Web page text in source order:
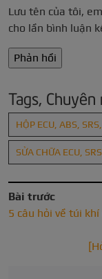
Lưu tên của tôi,
cho lần bình luận
Tags, Chuyên
HỘP ECU, ABS,
SỬA CHỮA ECU,
Bài trước
5 câu hỏi về túi khí